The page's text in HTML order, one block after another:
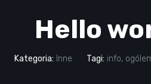
Hello
Kategoria: Inne Tagi: info,